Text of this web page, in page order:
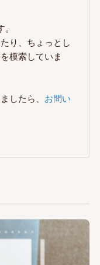
り、ちょっとし
模索していま
したら、 お問い